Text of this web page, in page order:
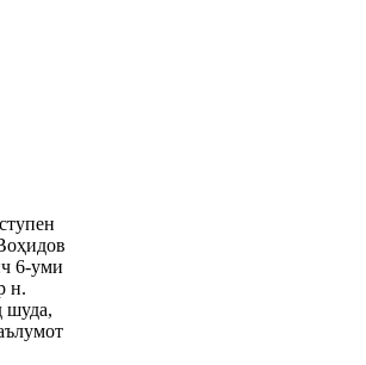
6-уми
н.
шуда,